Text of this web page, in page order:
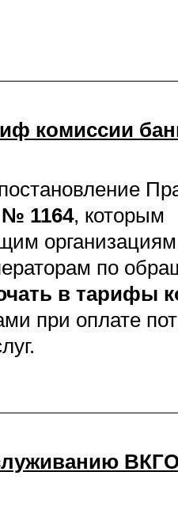
комиссии
№ 1164, которым
по
в тарифы
при оплате
ВКГО